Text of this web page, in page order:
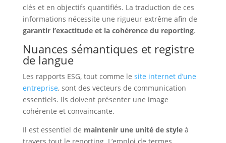
clés et en objectifs quantifiés. La traduction de ces
informations nécessite une rigueur extrême afin de
garantir l’exactitude et la cohérence du reporting.
Nuances sémantiques et registre
de langue
Les rapports ESG, tout comme le site internet d’une
entreprise, sont des vecteurs de communication
essentiels. Ils doivent présenter une image
cohérente et convaincante.
Il est essentiel de maintenir une unité de styleà